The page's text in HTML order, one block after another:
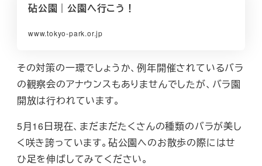
砧公園｜公園へ行こう！
www.tokyo-park.or.jp
その対策の一環でしょうか、例年開催されているバラ
の観察会のアナウンスもありませんでしたが、バラ園
開放は行われています。
5月16日現在、まだまだたくさんの種類のバラが美し
く咲き誇っています。砧公園へのお散歩の際にはせ
ひ足を伸ばしてみてください。